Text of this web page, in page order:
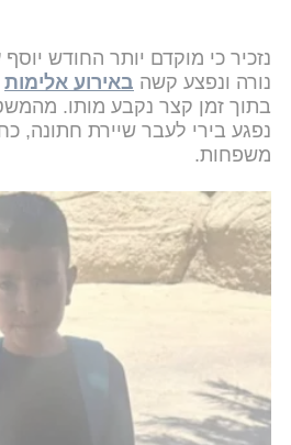
נורה ונפצע קשה באירוע אלימות
בתוך זמן קצר נקבע מותו.
נפגע בירי לעבר שיירת חתונה,
משפחות.